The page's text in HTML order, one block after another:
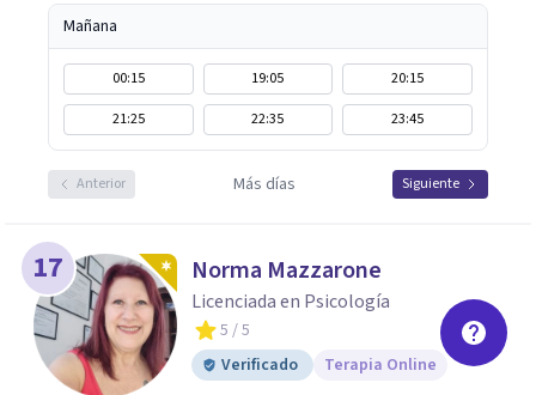
Mañana
00:15 19:05
20:15
21:25
22:35 23:45
Anterior Más días Siguiente
17 Norma Mazzarone
Licenciada en Psicología
5 / 5
Verificado
Terapia Online